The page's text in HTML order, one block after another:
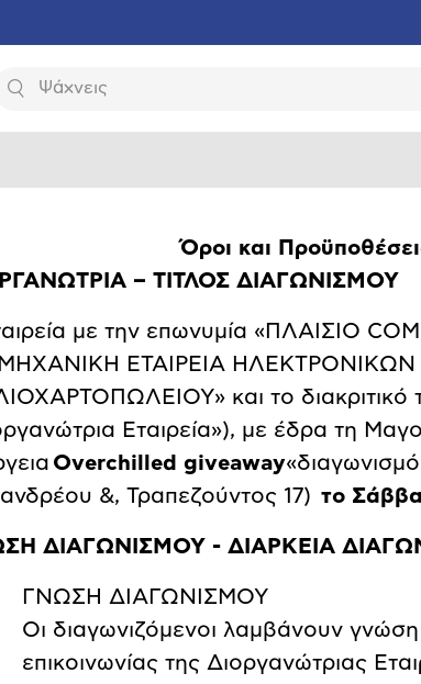
Αναζήτηση
Όροι και
– ΤΙΤΛΟΣ ΔΙΑΓΩΝΙΣΜΟΥ
με την επωνυμία «ΠΛΑΙΣΙΟ
ΕΤΑΙΡΕΙΑ
και το διακριτικό
Εταιρεία»), με έδρα τη
Overchilled giveaway
&, Τραπεζούντος 17) το
ΔΙΑΓΩΝΙΣΜΟΥ - ΔΙΑΡΚΕΙΑ
ΓΝΩΣΗ ΔΙΑΓΩΝΙΣΜΟΥ
Οι διαγωνιζόμενοι λαμβάνουν
επικοινωνίας της Διοργανώτριας